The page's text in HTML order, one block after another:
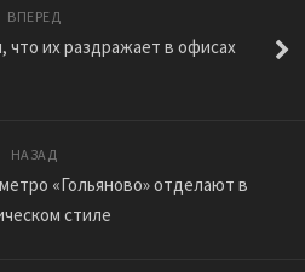
ВПЕРЕД
что их раздражает в офисах
НАЗАД
«Гольяново» отделают в
стиле